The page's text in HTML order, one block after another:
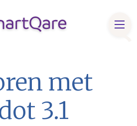
bronnen
smartQare
met
3.1